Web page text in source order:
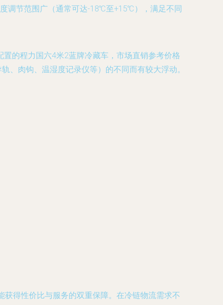
调节范围广（通常可达-18℃至+15℃），满足不同
的程力国六4米2蓝牌冷藏车，市场直销参考价格
、肉钩、温湿度记录仪等）的不同而有较大浮动。
得性价比与服务的双重保障。在冷链物流需求不